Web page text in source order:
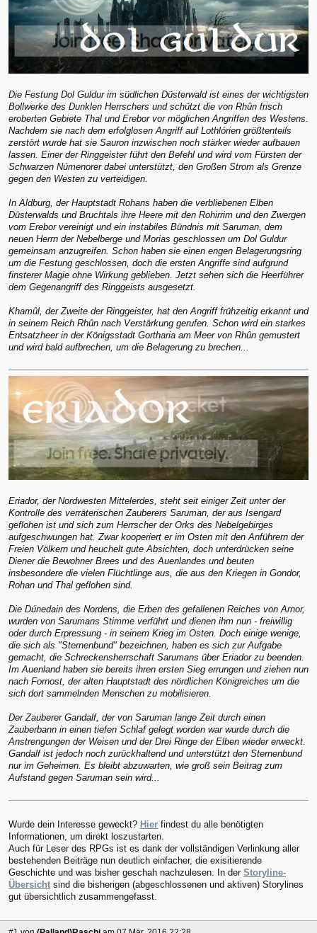
Die Festung Dol Guldur im südlichen Düsterwald ist eines der wichtigsten
Bollwerke des Dunklen Herrschers und schützt die von Rhûn frisch
eroberten Gebiete Thal und Erebor vor möglichen Angriffen des Westens.
Nachdem sie nach dem erfolglosen Angriff auf Lothlórien größtenteils
zerstört wurde hat sie Sauron inzwischen noch stärker wieder aufbauen
lassen. Einer der Ringgeister führt den Befehl und wird vom Fürsten der
Schwarzen Númenorer dabei unterstützt, den Großen Strom als Grenze
gegen den Westen zu verteidigen.
In Aldburg, der Hauptstadt Rohans haben die verbliebenen Elben
Düsterwalds und Bruchtals ihre Heere mit den Rohirrim und den Zwergen
vom Erebor vereinigt und ein instabiles Bündnis mit Saruman, dem
neuen Herrn der Nebelberge und Morias geschlossen um Dol Guldur
gemeinsam anzugreifen. Schon haben sie einen engen Belagerungsring
um die Festung geschlossen, doch die ersten Angriffe sind aufgrund
finsterer Magie ohne Wirkung geblieben. Jetzt sehen sich die Heerführer
dem Gegenangriff des Ringgeists ausgesetzt.
Khamûl, der Zweite der Ringgeister, hat den Angriff frühzeitig erkannt und
in seinem Reich Rhûn nach Verstärkung gerufen. Schon wird ein starkes
Entsatzheer in der Königsstadt Gortharia am Meer von Rhûn gemustert
und wird bald aufbrechen, um die Belagerung zu brechen...
Eriador, der Nordwesten Mittelerdes, steht seit einiger Zeit unter der
Kontrolle des verräterischen Zauberers Saruman, der aus Isengard
geflohen ist und sich zum Herrscher der Orks des Nebelgebirges
aufgeschwungen hat. Zwar kooperiert er im Osten mit den Anführern der
Freien Völkern und heuchelt gute Absichten, doch unterdrücken seine
Diener die Bewohner Brees und des Auenlandes und beuten
insbesondere die vielen Flüchtlinge aus, die aus den Kriegen in Gondor,
Rohan und Thal geflohen sind.
Die Dúnedain des Nordens, die Erben des gefallenen Reiches von Arnor,
wurden von Sarumans Stimme verführt und dienen ihm nun - freiwillig
oder durch Erpressung - in seinem Krieg im Osten. Doch einige wenige,
die sich als "Sternenbund" bezeichnen, haben es sich zur Aufgabe
gemacht, die Schreckensherrschaft Sarumans über Eriador zu beenden.
Im Auenland haben sie bereits ihren ersten Sieg errungen und ziehen nun
nach Fornost, der alten Hauptstadt des nördlichen Königreiches um die
sich dort sammelnden Menschen zu mobilisieren.
Der Zauberer Gandalf, der von Saruman lange Zeit durch einen
Zauberbann in einen tiefen Schlaf gelegt worden war wurde durch die
Anstrengungen der Weisen und der Drei Ringe der Elben wieder erweckt.
Gandalf ist jedoch noch zurückhaltend und unterstützt den Sternenbund
nur im Geheimen. Es bleibt abzuwarten, wie groß sein Beitrag zum
Aufstand gegen Saruman sein wird...
Wurde dein Interesse geweckt? Hier findest du alle benötigten
Informationen, um direkt loszustarten.
Auch für Leser des RPGs ist es dank der vollständigen Verlinkung aller
bestehenden Beiträge nun deutlich einfacher, die exisitierende
Geschichte und was bisher geschah nachzulesen. In der Storyline-
Übersicht sind die bisherigen (abgeschlossenen und aktiven) Storylines
gut übersichtlich zusammengefasst.